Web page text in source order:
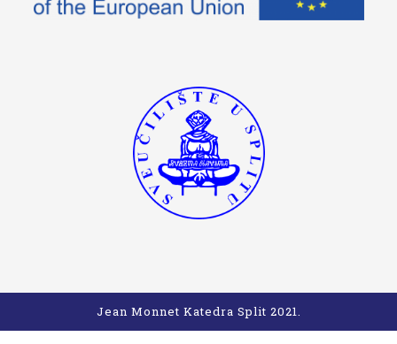
Jean Monnet Katedra Split 2021.